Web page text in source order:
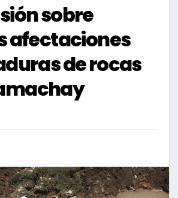
sobre
afectaciones
de rocas